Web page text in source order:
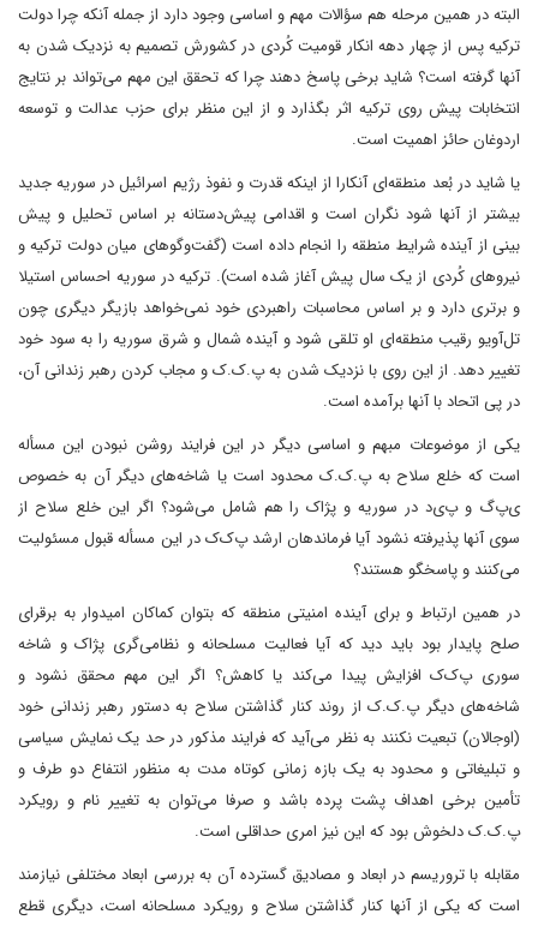
البته در همین مرحله هم سؤالات مهم و اساسی وجود دارد از جمله آنکه چرا دولت
ترکیه پس از چهار دهه انکار قومیت کُردی در کشورش تصمیم به نزدیک شدن به
آنها گرفته است؟ شاید برخی پاسخ دهند چرا که تحقق این مهم می‌تواند بر نتایج
انتخابات پیش روی ترکیه اثر بگذارد و از این منظر برای حزب عدالت و توسعه
اردوغان حائز اهمیت است.
یا شاید در بُعد منطقه‌ای آنکارا از اینکه قدرت و نفوذ رژیم اسرائیل در سوریه‌ جدید
بیشتر از آنها شود نگران است و اقدامی پیش‌دستانه بر اساس تحلیل و پیش
بینی از آینده شرایط منطقه را انجام داده است (گفت‌وگوهای میان دولت ترکیه و
نیروهای کُردی از یک سال پیش آغاز شده است). ترکیه در سوریه احساس استیلا
و برتری دارد و بر اساس محاسبات راهبردی خود نمی‌خواهد بازیگر دیگری چون
تل‌آویو رقیب منطقه‌ای او تلقی شود و آینده شمال و شرق سوریه را به سود خود
تغییر دهد. از این روی با نزدیک شدن به پ.ک.ک و مجاب کردن رهبر زندانی آن،
در پی اتحاد با آنها برآمده است.
یکی از موضوعات مبهم و اساسی دیگر در این فرایند روشن نبودن این مسأله
است که خلع سلاح به پ.ک.ک محدود است یا شاخه‌های دیگر آن به خصوص
ی‌پ‌گ و پ‌ی‌د در سوریه و پژاک را هم شامل می‌شود؟ اگر این خلع سلاح از
سوی آنها پذیرفته نشود آیا فرماندهان ارشد پ‌ک‌ک در این مسأله قبول مسئولیت
می‌کنند و پاسخگو هستند؟
در همین ارتباط و برای آینده امنیتی منطقه که بتوان کماکان امیدوار به برقرای
صلح پایدار بود باید دید که آیا فعالیت‌ مسلحانه و نظامی‌گری پژاک و شاخه
سوری پ‌ک‌ک افزایش پیدا می‌کند یا کاهش؟ اگر این مهم محقق نشود و
شاخه‌های دیگر پ.ک.ک از روند کنار گذاشتن سلاح به دستور رهبر زندانی خود
(اوجالان) تبعیت نکنند به نظر می‌آید که فرایند مذکور در حد یک نمایش سیاسی
و تبلیغاتی و محدود به یک بازه زمانی کوتاه مدت به منظور انتفاع دو طرف و
تأمین برخی اهداف پشت پرده باشد و صرفا می‌توان به تغییر نام و رویکرد
پ.ک.ک دلخوش بود که این نیز امری حداقلی است.
مقابله با تروریسم در ابعاد و مصادیق گسترده آن به بررسی ابعاد مختلفی نیازمند
است که یکی از آنها کنار گذاشتن سلاح و رویکرد مسلحانه است،‌ دیگری قطع